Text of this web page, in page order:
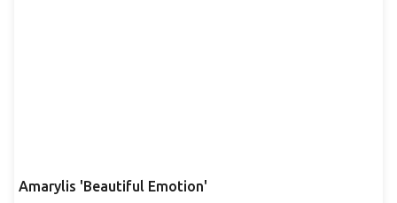
Amarylis 'Beautiful Emotion'